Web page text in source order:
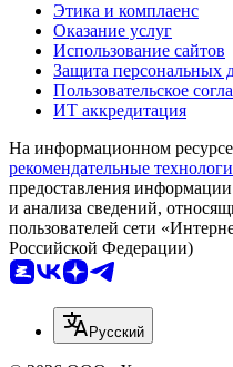
Этика и комплаенс
Оказание услуг
Использование сайтов
Защита персональных
Пользовательское
ИТ аккредитация
На информационном
рекомендательные
предоставления
и анализа сведений,
пользователей сети
Российской Федерации)
Русский